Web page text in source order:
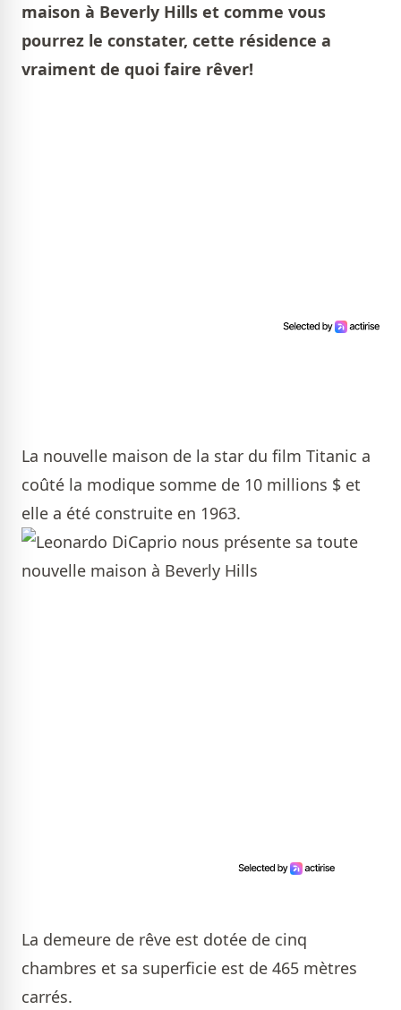
maison à Beverly Hills et comme vous
pourrez le constater, cette résidence a
vraiment de quoi faire rêver!
La nouvelle maison de la star du film Titanic a
coûté la modique somme de 10 millions $ et
elle a été construite en 1963.
La demeure de rêve est dotée de cinq
chambres et sa superficie est de 465 mètres
carrés.